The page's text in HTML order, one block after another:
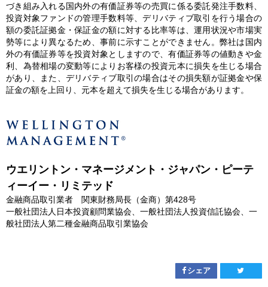
づき組み入れる国内外の有価証券等の売買に係る委託発注手数料、
投資対象ファンドの管理手数料等、デリバティブ取引を行う場合の
額の委託証拠金・保証金の額に対する比率等は、運用状況や市場実
勢等により異なるため、事前に示すことができません。弊社は国内
外の有価証券等を投資対象としますので、有価証券等の値動きや金
利、為替相場の変動等によりお客様の投資元本に損失を生じる場合
があり、また、デリバティブ取引の場合はその損失額が証拠金や保
証金の額を上回り、元本を超えて損失を生じる場合があります。
ウエリントン・マネージメント・ジャパン・ピーテ
ィーイー・リミテッド
金融商品取引業者 関東財務局長（金商）第428号
一般社団法人日本投資顧問業協会、一般社団法人投資信託協会、一
般社団法人第二種金融商品取引業協会
シェア